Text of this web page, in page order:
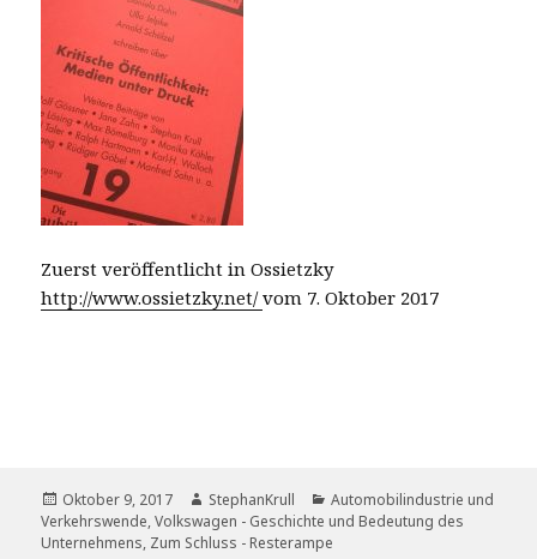
Zuerst veröffentlicht in Ossietzky
http://www.ossietzky.net/vom 7. Oktober 2017
Veröffentlicht
am
Oktober 9, 2017 Autor
StephanKrull Kategorien
Automobilindustrie und
Verkehrswende,Volkswagen - Geschichte und Bedeutung des
Unternehmens, Zum Schluss - Resterampe